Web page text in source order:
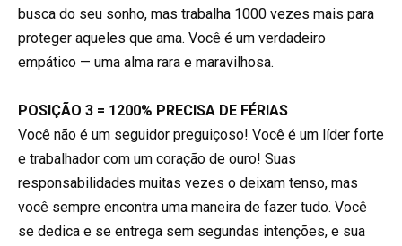
busca do seu sonho, mas trabalha 1000 vezes mais para
proteger aqueles que ama. Você é um verdadeiro
empático — uma alma rara e maravilhosa.
POSIÇÃO 3 = 1200% PRECISA DE FÉRIAS
Você não é um seguidor preguiçoso! Você é um líder forte
e trabalhador com um coração de ouro! Suas
responsabilidades muitas vezes o deixam tenso, mas
você sempre encontra uma maneira de fazer tudo. Você
se dedica e se entrega sem segundas intenções, e sua